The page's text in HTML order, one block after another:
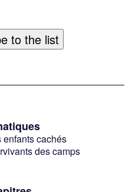
enfants cachés
des camps